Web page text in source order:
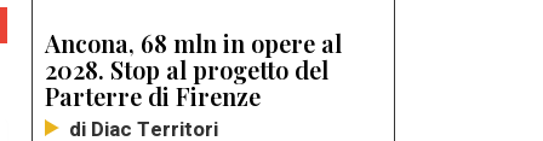
Ancona, 68 mln in opere al
2028. Stop al progetto del
Parterre di Firenze
di Diac Territori